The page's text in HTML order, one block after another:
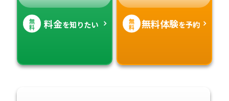
無
料 料金を知りたい 無
料 無料体験を予約